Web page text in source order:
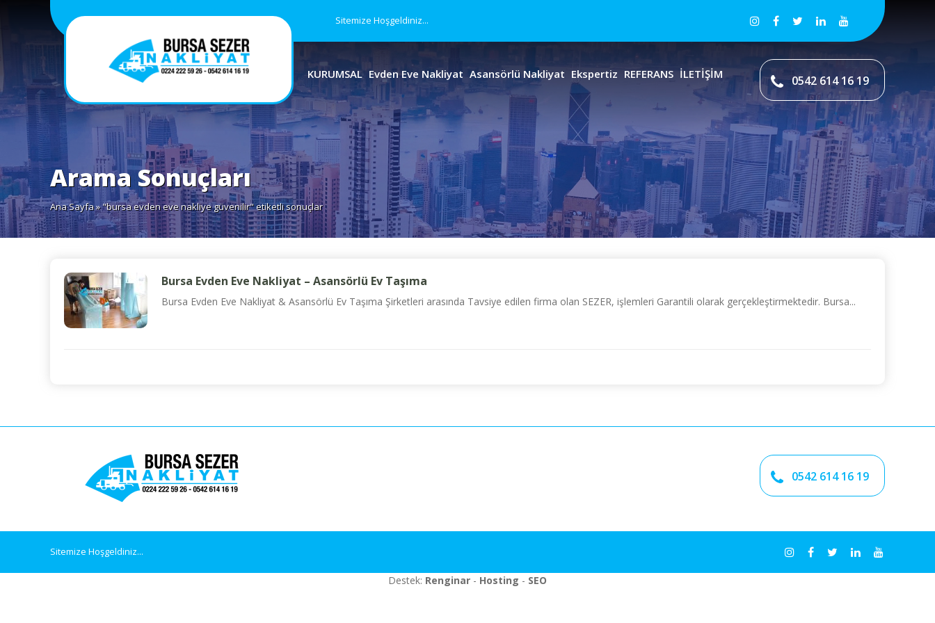
Sitemize Hoşgeldiniz...
KURUMSAL Evden Eve Nakliyat Asansörlü Nakliyat Ekspertiz REFERANS İLETİŞİM 0542 614 16 19
Arama Sonuçları
Ana Sayfa» "bursa evden eve nakliye güvenilir" etiketli sonuçlar
Bursa Evden Eve Nakliyat – Asansörlü Ev Taşıma
Bursa Evden Eve Nakliyat & Asansörlü Ev Taşıma Şirketleri arasında Tavsiye edilen firma olan SEZER, işlemleri Garantili olarak gerçekleştirmektedir. Bursa...
0542 614 16 19
Sitemize Hoşgeldiniz...
Destek: Renginar - Hosting - SEO